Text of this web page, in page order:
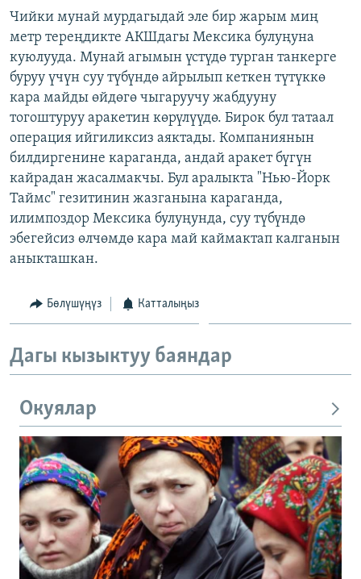
БИЗ ЖАНА ДҮЙНӨ
ДАНИСТЕ
ЭЖЕ-СИҢДИЛЕР
АЗАТТЫК+
ЫҢГАЙСЫЗ СУРООЛОР
Русский
ОНЛАЙН ШЕРИНЕ
ЭЕ/АРнун бардык сайттары
Чийки мунай мурдагыдай эле бир жарым миң
метр тереңдикте АКШдагы Мексика булуңуна
куюлууда. Мунай агымын үстүдө турган танкерге
буруу үчүн суу түбүндө айрылып кеткен түтүккө
кара майды өйдөгө чыгаруучу жабдууну
тогоштуруу аракетин көрүлүүдө. Бирок бул татаал
операция ийгиликсиз аяктады. Компаниянын
билдиргенине караганда, андай аракет бүгүн
кайрадан жасалмакчы. Бул аралыкта "Нью-Йорк
Таймс" гезитинин жазганына караганда,
илимпоздор Мексика булуңунда, суу түбүндө
эбегейсиз өлчөмдө кара май каймактап калганын
аныкташкан.
Бөлүшүңүз Катталыңыз
Дагы кызыктуу баяндар
Окуялар